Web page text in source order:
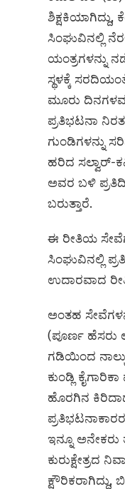
ಶಿಕ್ಷಕಿಯಾಗಿದ್ದು,
ಸಿಂಘುವಿನಲ್ಲಿ
ಯಂತ್ರಗಳನ್ನು
ಸ್ಥಳಕ್ಕೆ
ಮೂರು
ಪ್ರತಿಭಟನಾ
ಗುಂಡಿಗಳನ್ನು
ಹರಿದ ಸಲ್ವಾರ್-
ಅವರ ಬಳಿ
ಬರುತ್ತಾರೆ.
ಈ ರೀತಿಯ
ಸಿಂಘುವಿನಲ್ಲಿ
ಉದಾರವಾದ
ಅಂತಹ
(ಪೂರ್ಣ ಹೆಸರು
ಗಡಿಯಿಂದ
ಕುಂಡ್ಲಿ
ಹೊರಗಿನ
ಇನ್ನೂ ಅನೇಕರು
ಕುರುಕ್ಷೇತ್ರದ
ಕ್ಷೌರಿಕರಾಗಿದ್ದು,